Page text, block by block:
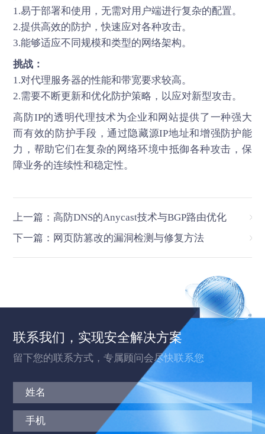
1.易于部署和使用，无需对用户端进行复杂的配置。
2.提供高效的防护，快速应对各种攻击。
3.能够适应不同规模和类型的网络架构。
挑战：
1.对代理服务器的性能和带宽要求较高。
2.需要不断更新和优化防护策略，以应对新型攻击。
高防IP的透明代理技术为企业和网站提供了一种强大
而有效的防护手段，通过隐藏源IP地址和增强防护能
力，帮助它们在复杂的网络环境中抵御各种攻击，保
障业务的连续性和稳定性。
上一篇：高防DNS的Anycast技术与BGP路由优化
下一篇：网页防篡改的漏洞检测与修复方法
联系我们，实现安全解决方案
留下您的联系方式，专属顾问会尽快联系您